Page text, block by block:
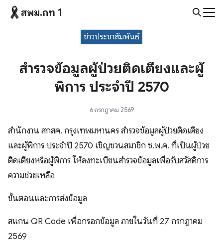
Skip
สพม.กท 1
ข่าวประชาสัมพันธ์
สำรวจข้อมูลผู้ป่วยติดเตียงและผู้
พิการ ประจำปี 2570
6 กรกฎาคม 2569
สำนักงาน สกสค. กรุงเทพมหานคร สำรวจข้อมูลผู้ป่วยติดเตียง
และผู้พิการ ประจำปี 2570 เชิญชวนสมาชิก ช.พ.ค. ที่เป็นผู้ป่วย
ติดเตียงหรือผู้พิการ ให้ลงทะเบียนสำรวจข้อมูลเพื่อรับสวัสดิการ
ความช่วยเหลือ
ขั้นตอนและการส่งข้อมูล
สแกน QR Code เพื่อกรอกข้อมูล ภายในวันที่ 27 กรกฏาคม
2569